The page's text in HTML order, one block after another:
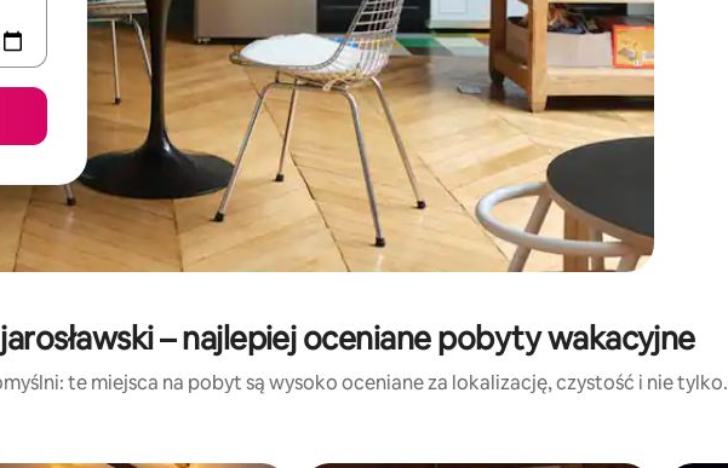
– najlepiej oceniane pobyty wakacyjne
te miejsca na pobyt są wysoko oceniane za lokalizację, czystość i nie tylko.